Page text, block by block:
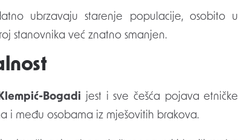
ubrzavaju starenje populacije, osobito u
stanovnika već znatno smanjen.
Bogadi jest i sve češća pojava etničke
i među osobama iz mješovitih brakova.